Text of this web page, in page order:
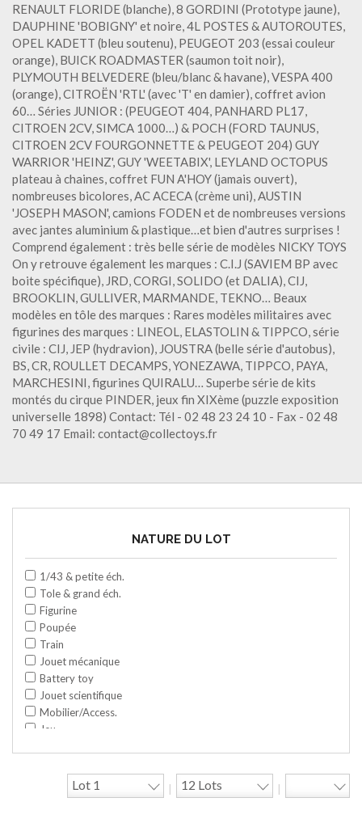
RENAULT FLORIDE (blanche), 8 GORDINI (Prototype jaune),
DAUPHINE 'BOBIGNY' et noire, 4L POSTES & AUTOROUTES,
OPEL KADETT (bleu soutenu), PEUGEOT 203 (essai couleur
orange), BUICK ROADMASTER (saumon toit noir),
PLYMOUTH BELVEDERE (bleu/blanc & havane), VESPA 400
(orange), CITROËN 'RTL' (avec 'T' en damier), coffret avion
60… Séries JUNIOR : (PEUGEOT 404, PANHARD PL17,
CITROEN 2CV, SIMCA 1000…) & POCH (FORD TAUNUS,
CITROEN 2CV FOURGONNETTE & PEUGEOT 204) GUY
WARRIOR 'HEINZ', GUY 'WEETABIX', LEYLAND OCTOPUS
plateau à chaines, coffret FUN A'HOY (jamais ouvert),
nombreuses bicolores, AC ACECA (crème uni), AUSTIN
'JOSEPH MASON', camions FODEN et de nombreuses versions
avec jantes aluminium & plastique…et bien d'autres surprises !
Comprend également : très belle série de modèles NICKY TOYS
On y retrouve également les marques : C.I.J (SAVIEM BP avec
boite spécifique), JRD, CORGI, SOLIDO (et DALIA), CIJ,
BROOKLIN, GULLIVER, MARMANDE, TEKNO… Beaux
modèles en tôle des marques : Rares modèles militaires avec
figurines des marques : LINEOL, ELASTOLIN & TIPPCO, série
civile : CIJ, JEP (hydravion), JOUSTRA (belle série d'autobus),
BS, CR, ROULLET DECAMPS, YONEZAWA, TIPPCO, PAYA,
MARCHESINI, figurines QUIRALU… Superbe série de kits
montés du cirque PINDER, jeux fin XIXème (puzzle exposition
universelle 1898) Contact: Tél - 02 48 23 24 10 - Fax - 02 48
70 49 17 Email: contact@collectoys.fr
NATURE DU LOT
1/43 & petite éch.
Tole & grand éch.
Figurine
Poupée
Train
Jouet mécanique
Battery toy
Jouet scientifique
Mobilier/Access.
Jeu
Travaux publics
Jeu construction